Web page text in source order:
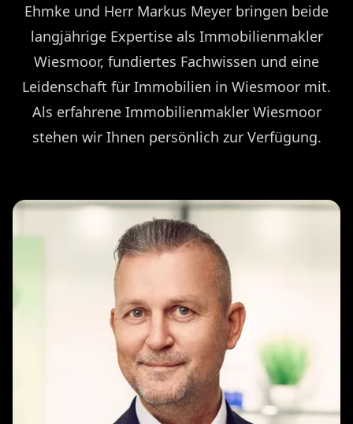
Ehmke und Herr Markus Meyer bringen beide
langjährige Expertise als Immobilienmakler
Wiesmoor, fundiertes Fachwissen und eine
Leidenschaft für Immobilien in Wiesmoor mit.
Als erfahrene Immobilienmakler Wiesmoor
stehen wir Ihnen persönlich zur Verfügung.